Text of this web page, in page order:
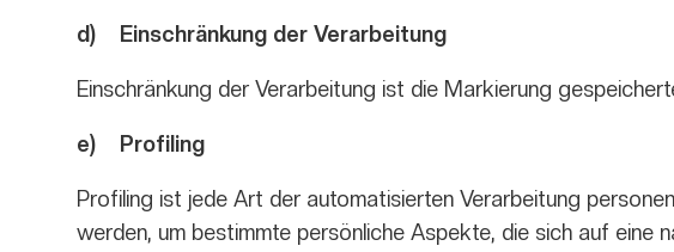
d) Einschränkung der Verarbeitung
Einschränkung der Verarbeitung ist die Markierung
e) Profiling
Profiling ist jede Art der automatisierten Verarbeitung
werden, um bestimmte persönliche Aspekte, die sich auf eine